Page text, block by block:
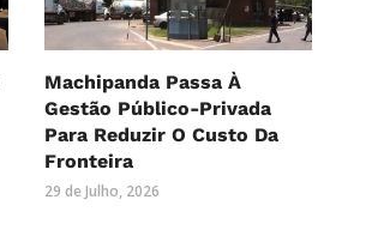
Machipanda Passa À
Gestão Público-Privada
Para Reduzir O Custo Da
Fronteira
29 de Julho, 2026